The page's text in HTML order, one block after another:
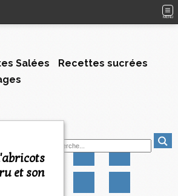
MENU
Salées
Recettes sucrées
et son